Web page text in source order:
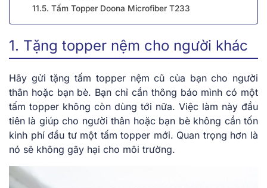
11.5. Tấm Topper Doona Microfiber T233
1. Tặng topper nệm cho người khác
Hãy gửi tặng tấm topper nệm cũ của bạn cho người
thân hoặc bạn bè. Bạn chỉ cần thông báo mình có một
tấm topper không còn dùng tới nữa. Việc làm này đầu
tiên là giúp cho người thân hoặc bạn bè không cần tốn
kinh phí đầu tư một tấm topper mới. Quan trọng hơn là
nó sẽ không gây hại cho môi trường.